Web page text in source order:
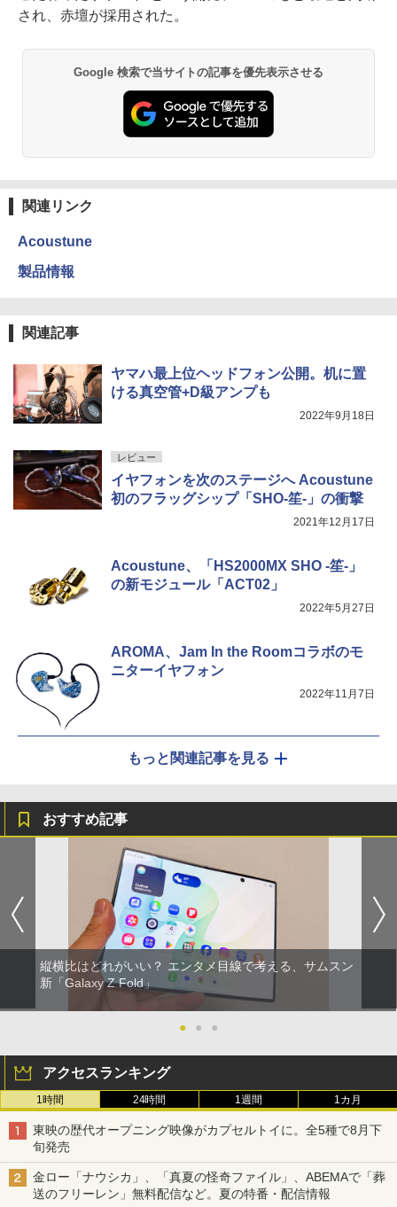
され、赤壇が採用された。
Google 検索で当サイトの記事を優先表示させる
関連リンク
Acoustune
製品情報
関連記事
ヤマハ最上位ヘッドフォン公開。机に置
ける真空管+D級アンプも
2022年9月18日
レビュー
イヤフォンを次のステージへ Acoustune
初のフラッグシップ「SHO-笙-」の衝撃
2021年12月17日
Acoustune、「HS2000MX SHO -笙-」
の新モジュール「ACT02」
2022年5月27日
AROMA、Jam In the Roomコラボのモ
ニターイヤフォン
2022年11月7日
もっと関連記事を見る
おすすめ記事
縦横比はどれがいい？ エンタメ目線で考える、サムスン
新「Galaxy Z Fold」
● ● ●
アクセスランキング
1時間 24時間 1週間 1カ月
東映の歴代オープニング映像がカプセルトイに。全5種で8月下
旬発売
金ロー「ナウシカ」、「真夏の怪奇ファイル」、ABEMAで「葬
送のフリーレン」無料配信など。夏の特番・配信情報